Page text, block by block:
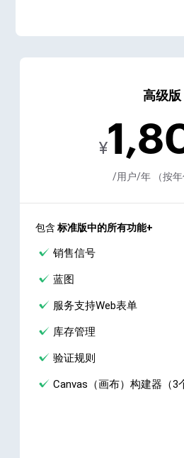
高级版
¥
/用户/年 （按年
包含 标准版中的所有功能+
销售信号
蓝图
服务支持Web表单
库存管理
验证规则
Canvas（画布）构建器（3